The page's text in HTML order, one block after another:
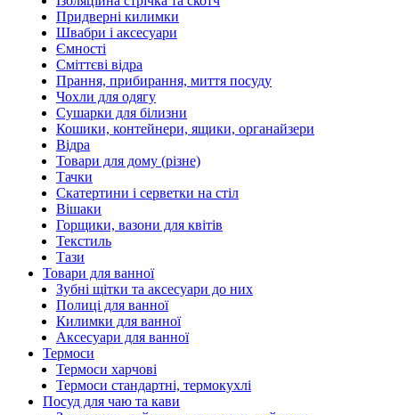
Придверні килимки
Швабри і аксесуари
Ємності
Сміттєві відра
Прання, прибирання, миття посуду
Чохли для одягу
Сушарки для білизни
Кошики, контейнери, ящики, органайзери
Відра
Товари для дому (різне)
Тачки
Скатертини і серветки на стіл
Вішаки
Горщики, вазони для квітів
Текстиль
Тази
Товари для ванної
Зубні щітки та аксесуари до них
Полиці для ванної
Килимки для ванної
Аксесуари для ванної
Термоси
Термоси харчові
Термоси стандартні, термокухлі
Посуд для чаю та кави